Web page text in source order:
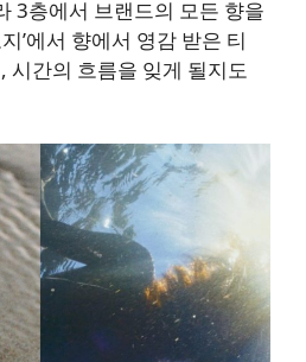
3층에서 브랜드의 모든 향을
’에서 향에서 영감 받은 티
시간의 흐름을 잊게 될지도